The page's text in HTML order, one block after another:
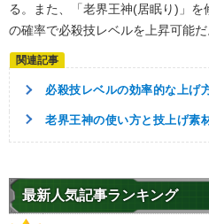
ベジータ3
【発動リン
戦闘民族
超激戦
クロスオ
超サイヤ
る。また、「老界王神(居眠り)」
の確率で必殺技レベルを上昇可能だ
必殺技レベルの効率的な上げ
老界王神の使い方と技上げ素
最新人気記事ランキング